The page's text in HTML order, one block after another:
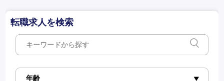
転職求人を検索